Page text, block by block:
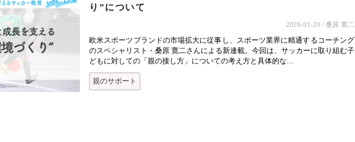
り”について
2026-01-20 / 桑原 寛二
欧米スポーツブランドの市場拡大に従事し、スポーツ業界に精通するコーチング
のスペシャリスト・桑原 寛二さんによる新連載。今回は、サッカーに取り組む子
どもに対しての「親の接し方」についての考え方と具体的な…
親のサポート